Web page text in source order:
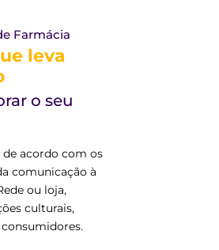
Farmácia
leva
o seu
de acordo com os
comunicação à
ou loja,
culturais,